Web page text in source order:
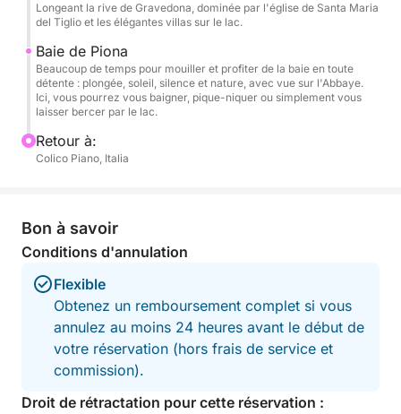
de la vue unique sur l'abbaye de Piona. Avec sept
heures à votre disposition, vous pourrez découvrir le
lac lentement et sans limites, en savourant chaque
instant.
A bord : boisson de bienvenue, snacks, boissons
sans alcool, système stéréo, douche, équipement de
salle de bain et confort maximal.
découvrir le lac de Côme de manière exclusive et
détendue.
Longeant la rive de Gravedona, dominée par l'église de Santa Maria
del Tiglio et les élégantes villas sur le lac.
Baie de Piona
Beaucoup de temps pour mouiller et profiter de la baie en toute
détente : plongée, soleil, silence et nature, avec vue sur l'Abbaye.
Ici, vous pourrez vous baigner, pique-niquer ou simplement vous
laisser bercer par le lac.
Retour à:
Colico Piano, Italia
Bon à savoir
Conditions d'annulation
Flexible
Obtenez un remboursement complet si vous
annulez au moins 24 heures avant le début de
votre réservation (hors frais de service et
commission).
Droit de rétractation pour cette réservation :